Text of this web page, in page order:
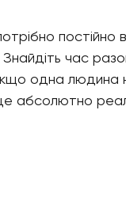
постійно
час
одна людина
абсолютно